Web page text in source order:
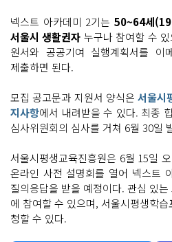
넥스트 아카데미 2기는 50~64세
서울시 생활권자 누구나 참여할 수
원서와 공공기여 실행계획서를 이
제출하면 된다.
모집 공고문과 지원서 양식은서울시
지사항에서 내려받을 수 있다. 최종
심사위원회의 심사를 거쳐 6월 30일
서울시평생교육진흥원은 6월 15일
온라인 사전 설명회를 열어 넥스트
질의응답을 받을 예정이다. 관심 있
에 참여할 수 있으며, 서울시평생학습
청할 수 있다.